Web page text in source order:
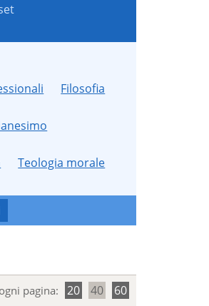
Filosofia
Teologia morale
pagina: 20 40 60